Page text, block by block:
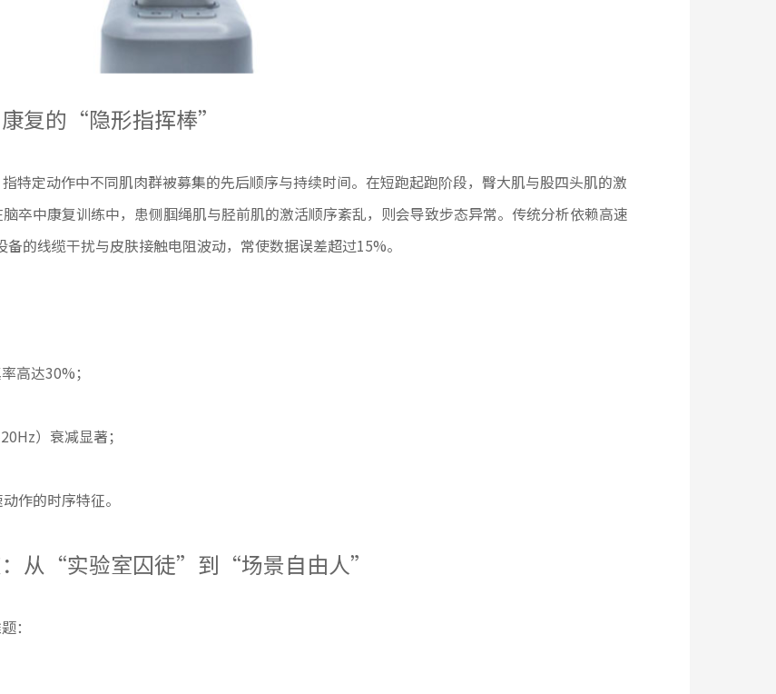
复的“隐形指挥棒”
特定动作中不同肌肉群被募集的先后顺序与持续时间。在短跑起跑阶段，臀大肌与股四头肌的激
卒中康复训练中，患侧腘绳肌与胫前肌的激活顺序紊乱，则会导致步态异常。传统分析依赖高速
的线缆干扰与皮肤接触电阻波动，常使数据误差超过15%。
高达30%；
）衰减显著；
作的时序特征。
：从“实验室囚徒”到“场景自由人”
：